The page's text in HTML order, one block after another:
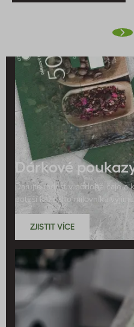
Dárkové
Darujte radost v podobě čaje a
potěší každého milovníka
ZJISTIT VÍCE